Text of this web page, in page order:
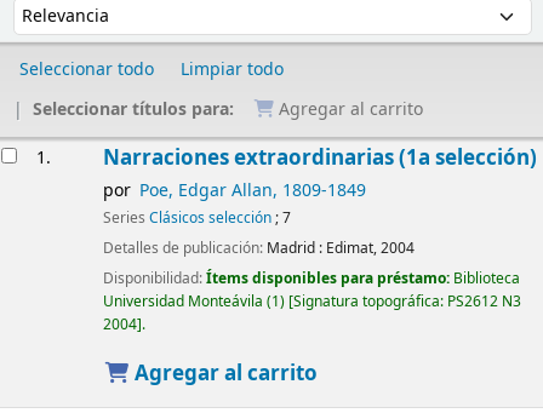
Seleccionar todo
Limpiar todo
Seleccionar títulos para:
Agregar al carrito
1. Narraciones extraordinarias (1a selección)
por Poe, Edgar Allan, 1809-1849
Series Clásicos selección; 7
Detalles de publicación: Madrid : Edimat,2004
Disponibilidad:Ítems disponibles para préstamo: Biblioteca
Universidad Monteávila (1) Signatura topográfica: PS2612 N3
2004 .
Agregar al carrito